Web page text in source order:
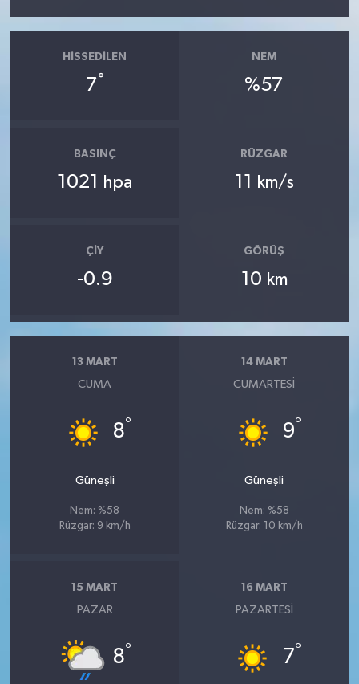
HISSEDILEN
7°
NEM
%57
BASINÇ
1021 hpa
RÜZGAR
11 km/s
ÇIY
-0.9
GÖRÜŞ
10 km
13 MART
CUMA
8°
Güneşli
Nem: %58
Rüzgar: 9 km/h
14 MART
CUMARTESI
9°
Güneşli
Nem: %58
Rüzgar: 10 km/h
15 MART
PAZAR
8°
16 MART
PAZARTESI
7°